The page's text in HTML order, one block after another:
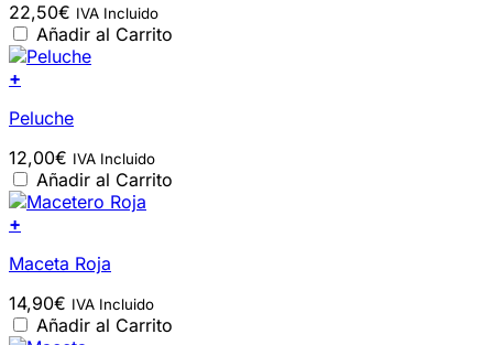
22,50€ IVA Incluido
Añadir al Carrito
+
Peluche
12,00€ IVA Incluido
Añadir al Carrito
+
Maceta Roja
14,90€ IVA Incluido
Añadir al Carrito